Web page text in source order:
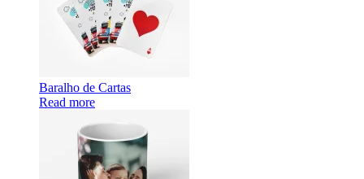
Baralho de Cartas
Read more